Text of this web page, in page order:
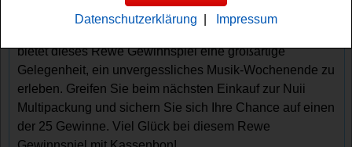
bietet dieses Rewe Gewinnspiel eine großartige
Gelegenheit, ein unvergessliches Musik-Wochenende zu
erleben. Greifen Sie beim nächsten Einkauf zur Nuii
Multipackung und sichern Sie sich Ihre Chance auf einen
der 25 Gewinne. Viel Glück bei diesem Rewe
Datenschutzerklärung Impressum